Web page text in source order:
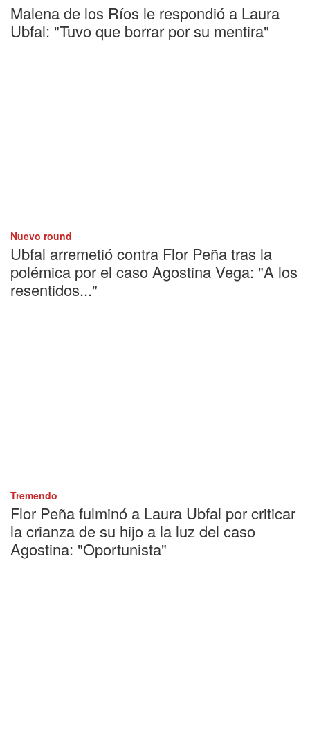
Malena de los Ríos le respondió a Laura
Ubfal: "Tuvo que borrar por su mentira"
Nuevo round
Ubfal arremetió contra Flor Peña tras la
polémica por el caso Agostina Vega: "A los
resentidos..."
Tremendo
Flor Peña fulminó a Laura Ubfal por criticar
la crianza de su hijo a la luz del caso
Agostina: "Oportunista"